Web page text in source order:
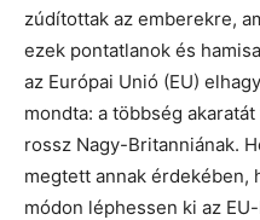
zúdítottak az emberekre,
ezek pontatlanok és
az Európai Unió (EU)
mondta: a többség
rossz Nagy-Britanniának.
megtett annak érdekében,
módon léphessen ki az